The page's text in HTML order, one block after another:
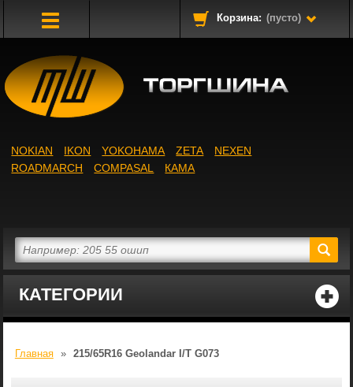
Корзина: (пусто)
КАТЕГОРИИ
NOKIAN IKON YOKOHAMA ZETA
NEXEN
ROADMARCH
COMPASAL КАМА
Главная » 215/65R16 Geolandar I/T G073